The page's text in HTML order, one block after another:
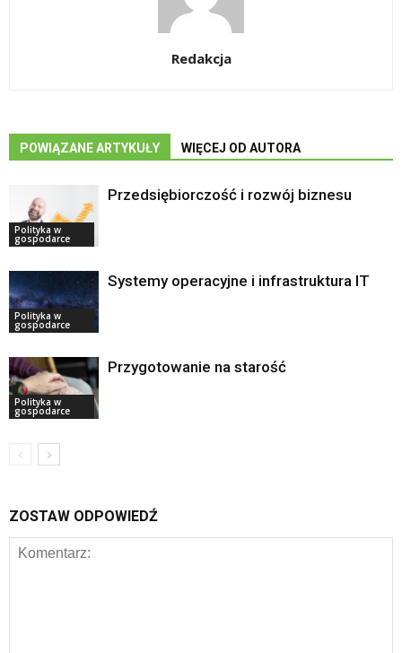
Redakcja
POWIĄZANE ARTYKUŁY WIĘCEJ OD AUTORA
Polityka w
gospodarce
Przedsiębiorczość i rozwój biznesu
Polityka w
gospodarce
Systemy operacyjne i infrastruktura IT
Polityka w
gospodarce
Przygotowanie na starość
ZOSTAW ODPOWIEDŹ